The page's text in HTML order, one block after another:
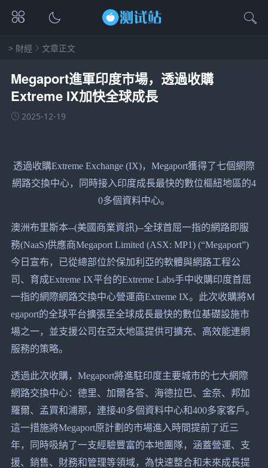
> 財經 文章正文
Megaport進軍印度市場，透過收購
Extreme IX加快全球成長
2025-12-19
透過收購Extreme Exchange (IX)，Megaport獲得了七個網際
網路交換中心，同時接入印度成長最快的數位樞紐地區的4
0多個資料中心。
澳洲布里斯本--(美國商業資訊)--全球首屈一指的網路即服
務(NaaS)供應商Megaport Limited (ASX: MP1) (“Megaport”)
今日宣布，已從總部位於保加利亞的軟體與網路工程公
司、育成Extreme IX平台的Extreme Labs手中收購印度首屈
一指的網際網路交換中心營運商Extreme IX。此次收購將M
egaport的全球平台擴張至全球成長最快的數位基礎設施市
場之一，並支援公司在亞太地區提供可擴充、高效能連網
服務的策略。
透過此次收購，Megaport將進駐印度主要城市的七大網際
網路交換中心：德里、加爾各答、海德拉巴、金奈、邦加
羅爾、孟買和浦那，連接40多個資料中心和400多家客戶。
這一措施將Megaport原計劃的市場進入時間提前了近三
年，同時吸納了一支經驗豐富的本地團隊，涵蓋營運、支
援、銷售、財務和管理等領域，為快速整合和未來成長提